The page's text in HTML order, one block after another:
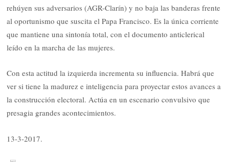
rehúyen sus adversarios (AGR-Clarín) y no baja las banderas frente
al oportunismo que suscita el Papa Francisco. Es la única corriente
que mantiene una sintonía total, con el documento anticlerical
leído en la marcha de las mujeres.
Con esta actitud la izquierda incrementa su influencia. Habrá que
ver si tiene la madurez e inteligencia para proyectar estos avances a
la construcción electoral. Actúa en un escenario convulsivo que
presagia grandes acontecimientos.
13-3-2017.